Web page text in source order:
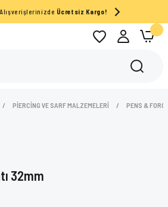
Ücretsiz Kargo!
PİERCİNG VE SARF MALZEMELERİ PENS &
32mm